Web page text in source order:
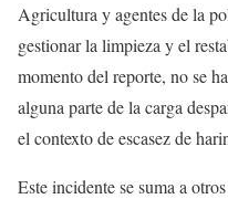
Agricultura y agentes de la
gestionar la limpieza y el
momento del reporte, no se
alguna parte de la carga
el contexto de escasez de
Este incidente se suma a